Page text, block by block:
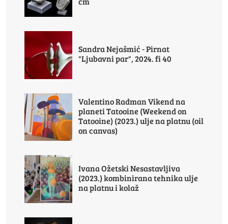
Sandra Nejašmić - Pirnat
"Ljubavni par", 2024. fi 40
Valentino Radman Vikend na
planeti Tatooine (Weekend on
Tatooine) (2023.) ulje na platnu (oil
on canvas)
Ivana Ožetski Nesastavljiva
(2023.) kombinirana tehnika ulje
na platnu i kolaž